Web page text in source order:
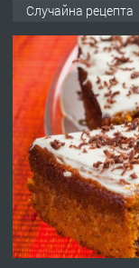
ПРЕДЛАГА
ПРЕДЛАГА
Случайна рецепта